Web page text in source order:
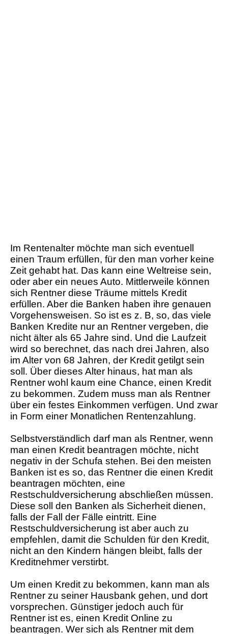
Im Rentenalter möchte man sich eventuell
einen Traum erfüllen, für den man vorher keine
Zeit gehabt hat. Das kann eine Weltreise sein,
oder aber ein neues Auto. Mittlerweile können
sich Rentner diese Träume mittels Kredit
erfüllen. Aber die Banken haben ihre genauen
Vorgehensweisen. So ist es z. B, so, das viele
Banken Kredite nur an Rentner vergeben, die
nicht älter als 65 Jahre sind. Und die Laufzeit
wird so berechnet, das nach drei Jahren, also
im Alter von 68 Jahren, der Kredit getilgt sein
soll. Über dieses Alter hinaus, hat man als
Rentner wohl kaum eine Chance, einen Kredit
zu bekommen. Zudem muss man als Rentner
über ein festes Einkommen verfügen. Und zwar
in Form einer Monatlichen Rentenzahlung.
Selbstverständlich darf man als Rentner, wenn
man einen Kredit beantragen möchte, nicht
negativ in der Schufa stehen. Bei den meisten
Banken ist es so, das Rentner die einen Kredit
beantragen möchten, eine
Restschuldversicherung abschließen müssen.
Diese soll den Banken als Sicherheit dienen,
falls der Fall der Fälle eintritt. Eine
Restschuldversicherung ist aber auch zu
empfehlen, damit die Schulden für den Kredit,
nicht an den Kindern hängen bleibt, falls der
Kreditnehmer verstirbt.
Um einen Kredit zu bekommen, kann man als
Rentner zu seiner Hausbank gehen, und dort
vorsprechen. Günstiger jedoch auch für
Rentner ist es, einen Kredit Online zu
beantragen. Wer sich als Rentner mit dem